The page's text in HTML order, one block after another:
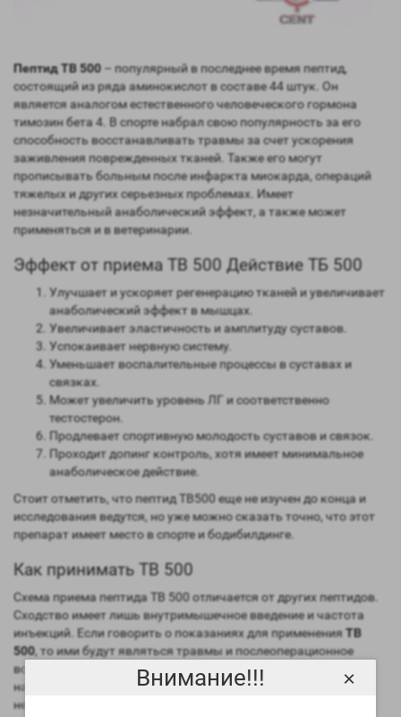
Внимание!!! ×
Пептид TB 500 – популярный в последнее время пептид,
состоящий из ряда аминокислот в составе 44 штук. Он
является аналогом естественного человеческого гормона
тимозин бета 4. В спорте набрал свою популярность за его
способность восстанавливать травмы за счет ускорения
заживления поврежденных тканей. Также его могут
прописывать больным после инфаркта миокарда, операций
тяжелых и других серьезных проблемах. Имеет
незначительный анаболический эффект, а также может
применяться и в ветеринарии.
Эффект от приема TB 500 Действие ТБ 500
Улучшает и ускоряет регенерацию тканей и увеличивает
анаболический эффект в мышцах.
Увеличивает эластичность и амплитуду суставов.
Успокаивает нервную систему.
Уменьшает воспалительные процессы в суставах и
связках.
Может увеличить уровень ЛГ и соответственно
тестостерон.
Продлевает спортивную молодость суставов и связок.
Проходит допинг контроль, хотя имеет минимальное
анаболическое действие.
Стоит отметить, что пептид TB500 еще не изучен до конца и
исследования ведутся, но уже можно сказать точно, что этот
препарат имеет место в спорте и бодибилдинге.
Как принимать TB 500
Схема приема пептида TB 500 отличается от других пептидов.
Сходство имеет лишь внутримышечное введение и частота
инъекций. Если говорить о показаниях для примененияTB
500, то ими будут являться травмы и послеоперационное
восстановление, а также после тяжелых физических
нагрузках и подготовке к соревнованиям. Можно выделить
несколько стадий приема.